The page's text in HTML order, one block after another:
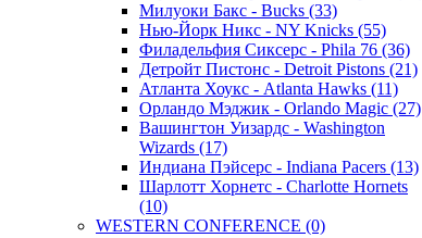
Милуоки Бакс - Bucks (33)
Нью-Йорк Никс - NY Knicks (55)
Филадельфия Сиксерс - Phila 76 (36)
Детройт Пистонс - Detroit Pistons (21)
Атланта Хоукс - Atlanta Hawks (11)
Орландо Мэджик - Orlando Magic (27)
Вашингтон Уизардс - Washington
Wizards (17)
Индиана Пэйсерс - Indiana Pacers (13)
Шарлотт Хорнетс - Charlotte Hornets
(10)
WESTERN CONFERENCE (0)